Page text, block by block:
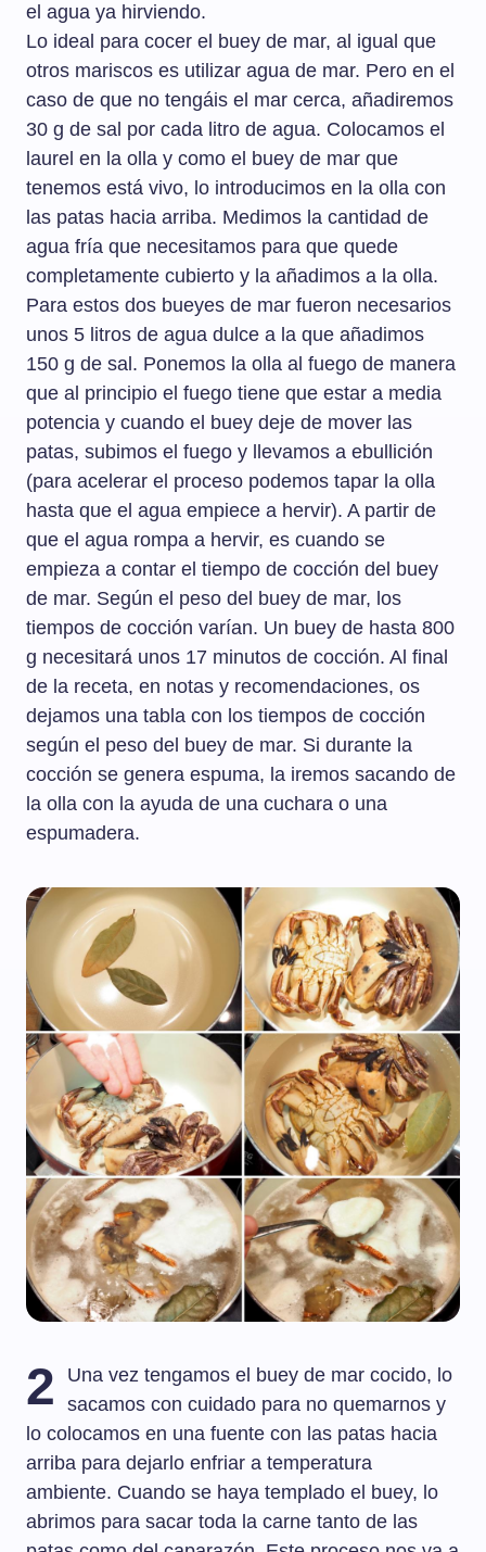
el agua ya hirviendo.
Lo ideal para cocer el buey de mar, al igual que
otros mariscos es utilizar agua de mar. Pero en el
caso de que no tengáis el mar cerca, añadiremos
30 g de sal por cada litro de agua. Colocamos el
laurel en la olla y como el buey de mar que
tenemos está vivo, lo introducimos en la olla con
las patas hacia arriba. Medimos la cantidad de
agua fría que necesitamos para que quede
completamente cubierto y la añadimos a la olla.
Para estos dos bueyes de mar fueron necesarios
unos 5 litros de agua dulce a la que añadimos
150 g de sal. Ponemos la olla al fuego de manera
que al principio el fuego tiene que estar a media
potencia y cuando el buey deje de mover las
patas, subimos el fuego y llevamos a ebullición
(para acelerar el proceso podemos tapar la olla
hasta que el agua empiece a hervir). A partir de
que el agua rompa a hervir, es cuando se
empieza a contar el tiempo de cocción del buey
de mar. Según el peso del buey de mar, los
tiempos de cocción varían. Un buey de hasta 800
g necesitará unos 17 minutos de cocción. Al final
de la receta, en notas y recomendaciones, os
dejamos una tabla con los tiempos de cocción
según el peso del buey de mar. Si durante la
cocción se genera espuma, la iremos sacando de
la olla con la ayuda de una cuchara o una
espumadera.
2
Una vez tengamos el buey de mar cocido, lo
sacamos con cuidado para no quemarnos y
lo colocamos en una fuente con las patas hacia
arriba para dejarlo enfriar a temperatura
ambiente. Cuando se haya templado el buey, lo
abrimos para sacar toda la carne tanto de las